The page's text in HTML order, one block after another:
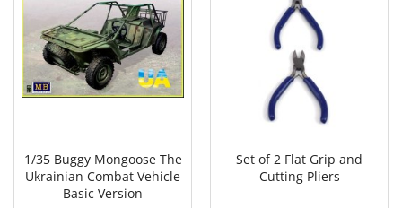
1/35 Buggy Mongoose The
Ukrainian Combat Vehicle
Basic Version
Set of 2 Flat Grip and
Cutting Pliers